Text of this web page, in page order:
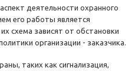
деятельности охранного
его работы является
схема зависят от обстановки
организации - заказчика.
таких как сигнализация,